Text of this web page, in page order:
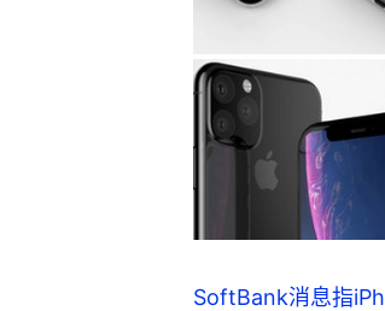
SoftBank消息指